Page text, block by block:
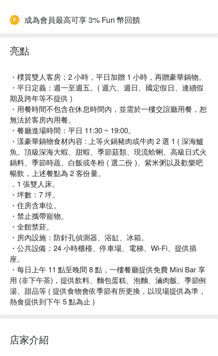
成為會員最高可享 3% Fun 幣回饋
亮點
・樸質雙人客房；2 小時，平日加贈 1 小時，再贈豪華鍋物。
・平日定義：週一至週五。( 週六、週日、國定假日、連續假
期及跨年等不提供 )
・用餐時間不包含在休息時間內，並需於一樓交誼廳用餐，恕
無法於客房內用餐。
・餐廳進場時間：平日 11:30 ~ 19:00。
・漾豪華鍋物食材內容 : 上等火鍋豬肉或牛肉 2 選 1 ( 深海鱸
魚、頂級深海大蝦、甜蝦、季節菇類、現流蛤蜊、高級日式火
鍋料、季節時蔬、白飯或冬粉 ( 選二份 )、紫米粥以及歡樂吧
暢飲，上述餐點為 2 客份量。
．1 張雙人床。
・坪數：7 坪。
・住房含車位。
・禁止攜帶寵物。
・全館禁菸。
・房內設施：防針孔偵測器、浴缸、冰箱。
・公共設備：24 小時櫃檯、停車場、電梯、Wi-Fi、提供插
座。
・每日上午 11 點至晚間 8 點，一樓餐廳提供免費 Mini Bar 享
用 (非下午茶)，提供飲料、麵包蛋糕、泡麵、滷肉飯、季節例
湯、甜品等 ( 提供食物會依季節有所更換，以現場提供為準，
熱食提供到下午 5 點為止 )
店家介紹